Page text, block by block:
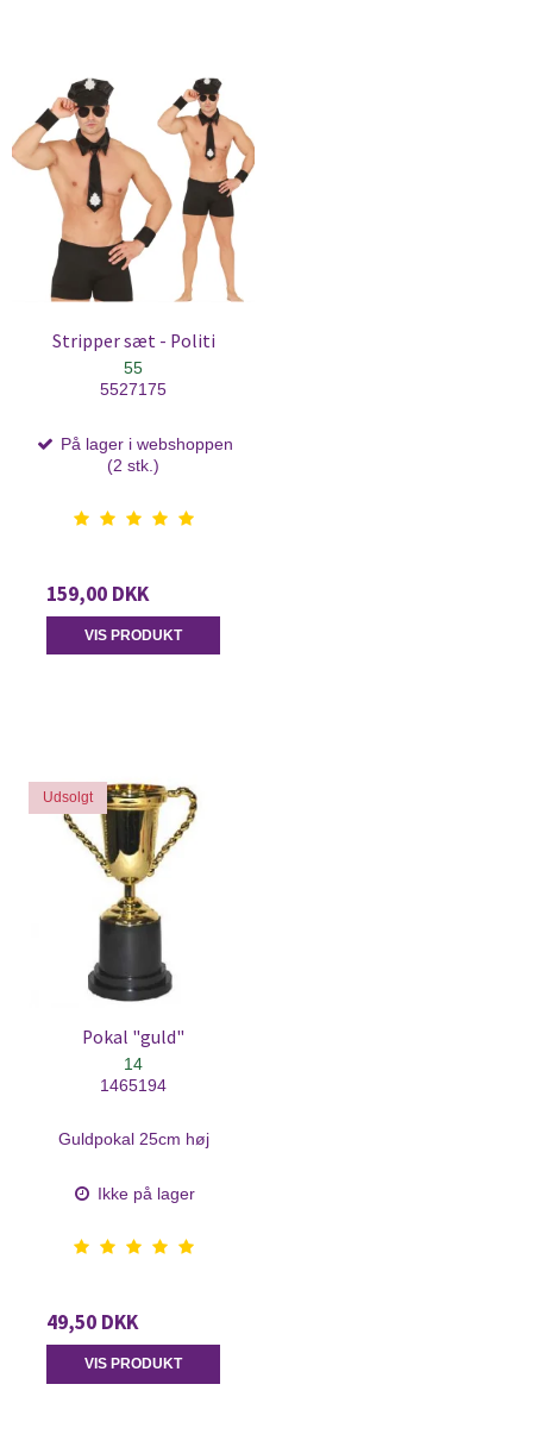
Stripper sæt - Politi
55
5527175
På lager i webshoppen
(2 stk.)
159,00 DKK
VIS PRODUKT
Udsolgt
Pokal "guld"
14
1465194
Guldpokal 25cm høj
Ikke på lager
49,50 DKK
VIS PRODUKT